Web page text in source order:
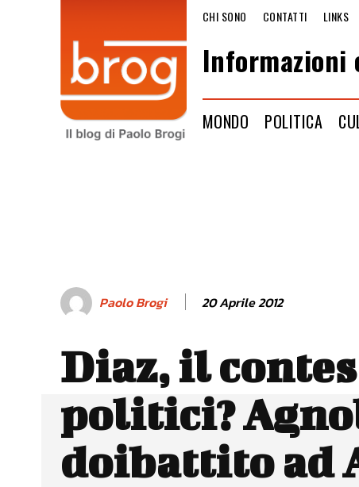
CHI SONO CONTATTI LINKS
Informazioni
MONDO POLITICA
Paolo Brogi 20 Aprile 2012
Diaz, il
politici?
doibattito ad